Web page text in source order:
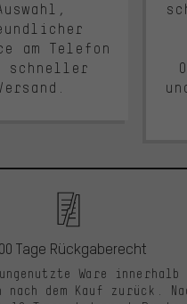
am Telefon
schneller
Tage Rückgaberecht
Ware innerhalb
nach dem Kauf zurück.